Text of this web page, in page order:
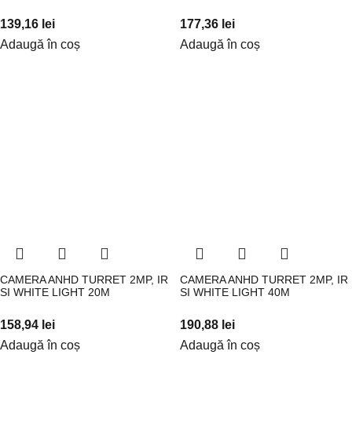
139,16 lei
Adaugă în coș
177,36 lei
Adaugă în coș
CAMERA ANHD TURRET 2MP, IR
SI WHITE LIGHT 20M
158,94 lei
Adaugă în coș
CAMERA ANHD TURRET 2MP, IR
SI WHITE LIGHT 40M
190,88 lei
Adaugă în coș